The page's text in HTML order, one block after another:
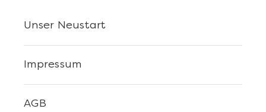
AGB
Impressum
Unser Neustart